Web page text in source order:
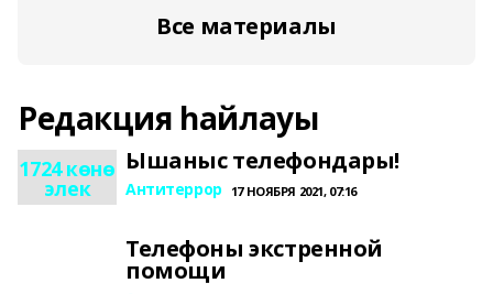
Все материалы
Редакция һайлауы
1724 көнө
элек
Ышаныс телефондары!
Антитеррор 17 НОЯБРЯ 2021, 07:16
Телефоны экстренной
помощи